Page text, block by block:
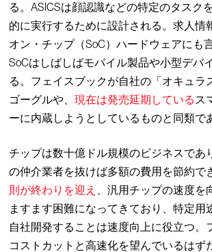
る。ASICSは顔認識などの特定のタスク
的に実行するために設計される。求人情
オン・チップ（SoC）ハードウェアにも
SoCはしばしばモバイル製品や小型デバ
る。フェイスブックが自社の「オキュラ
ゴーグルや、現在は発売延期している ス
ーに内蔵しようとしているものと同類で
チップは数十億ドル規模のビジネスであ
の仲介業者を抜けば多額の費用を節約で
則が終わりを迎え
、汎用チップの速度
ますます困難になってきており、特定用
自社開発することは速度向上に役立つ。
コストカットと高速化を望んでいるはず